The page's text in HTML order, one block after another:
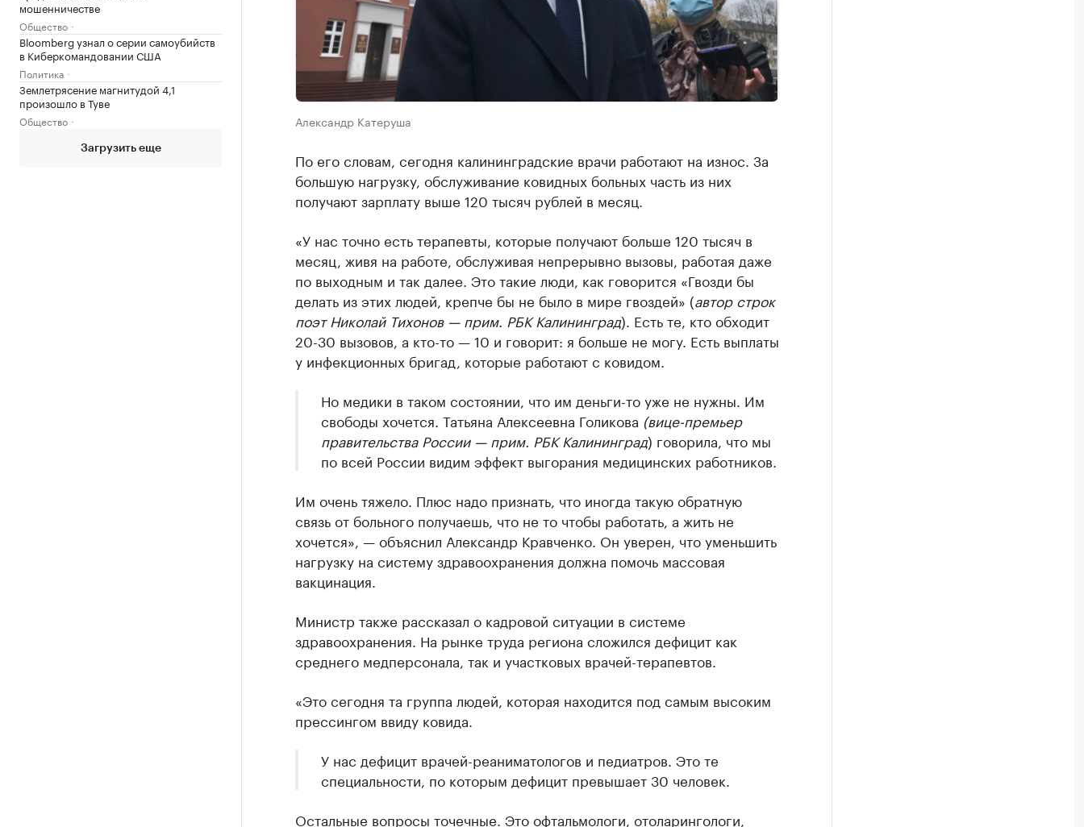
мошенничестве
Общество
Bloomberg узнал о серии самоубийств
в Киберкомандовании США
Политика
Землетрясение магнитудой 4,1
произошло в Туве
Общество
Загрузить еще
Александр Катеруша
По его словам, сегодня калининградские врачи работают на износ. За
большую нагрузку, обслуживание ковидных больных часть из них
получают зарплату выше 120 тысяч рублей в месяц.
«У нас точно есть терапевты, которые получают больше 120 тысяч в
месяц, живя на работе, обслуживая непрерывно вызовы, работая даже
по выходным и так далее. Это такие люди, как говорится «Гвозди бы
делать из этих людей, крепче бы не было в мире гвоздей» (автор строк
поэт Николай Тихонов — прим. РБК Калининград). Есть те, кто обходит
20-30 вызовов, а кто-то — 10 и говорит: я больше не могу. Есть выплаты
у инфекционных бригад, которые работают с ковидом.
Но медики в таком состоянии, что им деньги-то уже не нужны. Им
свободы хочется. Татьяна Алексеевна Голикова (вице-премьер
правительства России — прим. РБК Калининград) говорила, что мы
по всей России видим эффект выгорания медицинских работников.
Им очень тяжело. Плюс надо признать, что иногда такую обратную
связь от больного получаешь, что не то чтобы работать, а жить не
хочется», — объяснил Александр Кравченко. Он уверен, что уменьшить
нагрузку на систему здравоохранения должна помочь массовая
вакцинация.
Министр также рассказал о кадровой ситуации в системе
здравоохранения. На рынке труда региона сложился дефицит как
среднего медперсонала, так и участковых врачей-терапевтов.
«Это сегодня та группа людей, которая находится под самым высоким
прессингом ввиду ковида.
У нас дефицит врачей-реаниматологов и педиатров. Это те
специальности, по которым дефицит превышает 30 человек.
Остальные вопросы точечные. Это офтальмологи, отоларингологи,